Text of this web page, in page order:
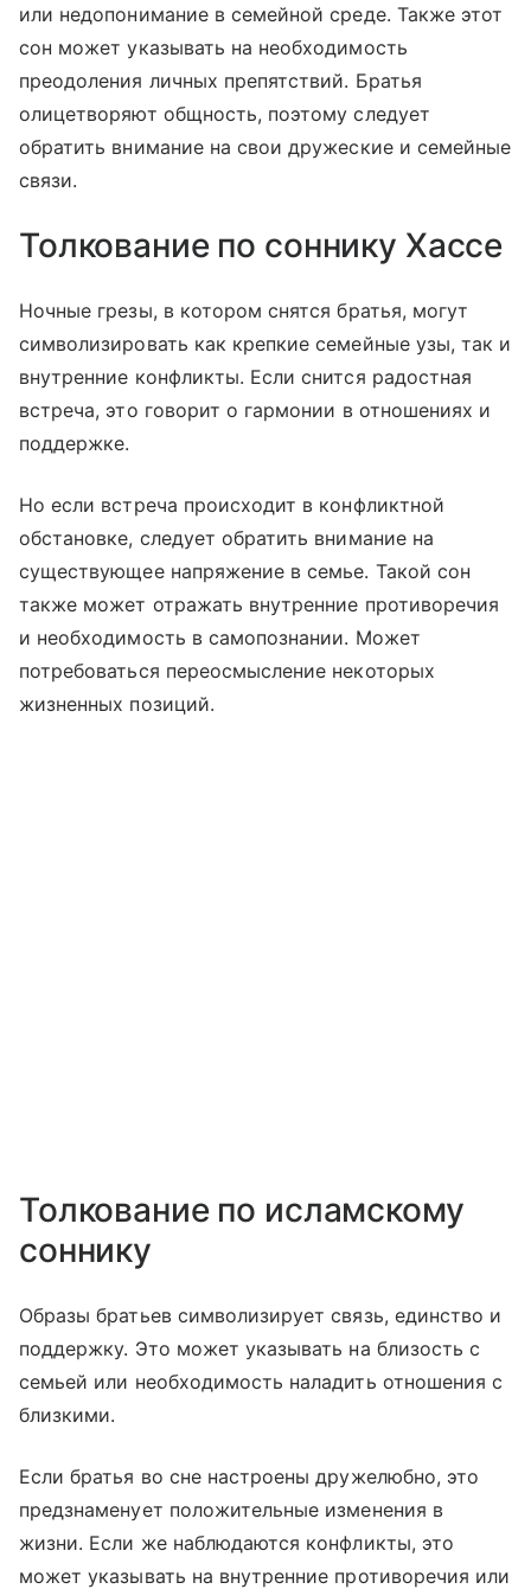
или недопонимание в семейной среде. Также этот
сон может указывать на необходимость
преодоления личных препятствий. Братья
олицетворяют общность, поэтому следует
обратить внимание на свои дружеские и семейные
связи.
Толкование по соннику Хассе
Ночные грезы, в котором снятся братья, могут
символизировать как крепкие семейные узы, так и
внутренние конфликты. Если снится радостная
встреча, это говорит о гармонии в отношениях и
поддержке.
Но если встреча происходит в конфликтной
обстановке, следует обратить внимание на
существующее напряжение в семье. Такой сон
также может отражать внутренние противоречия
и необходимость в самопознании. Может
потребоваться переосмысление некоторых
жизненных позиций.
Толкование по исламскому
соннику
Образы братьев символизирует связь, единство и
поддержку. Это может указывать на близость с
семьей или необходимость наладить отношения с
близкими.
Если братья во сне настроены дружелюбно, это
предзнаменует положительные изменения в
жизни. Если же наблюдаются конфликты, это
может указывать на внутренние противоречия или